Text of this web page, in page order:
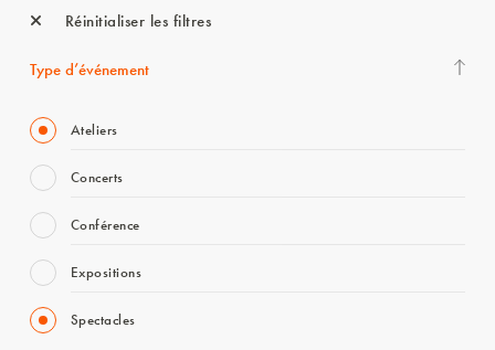
Réinitialiser les filtres
Type d’événement
Ateliers
Concerts
Conférence
Expositions
Spectacles